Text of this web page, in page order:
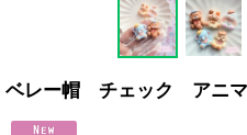
ベレー帽 チェック アニ